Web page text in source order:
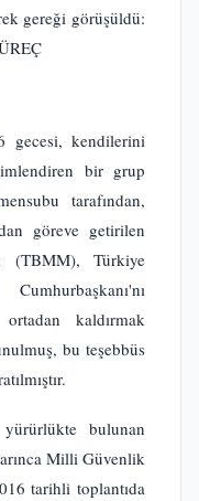
gereği görüşüldü:
gecesi, kendilerini
bir grup
tarafından,
göreve getirilen
(TBMM), Türkiye
kaldırmak
bu teşebbüs
bulunan
Milli Güvenlik
tarihli toplantıda